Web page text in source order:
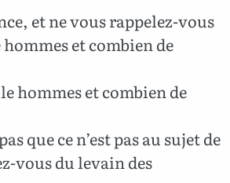
et ne vous rappelez-vous
et combien de
hommes et combien de
que ce n’est pas au sujet de
vous du levain des